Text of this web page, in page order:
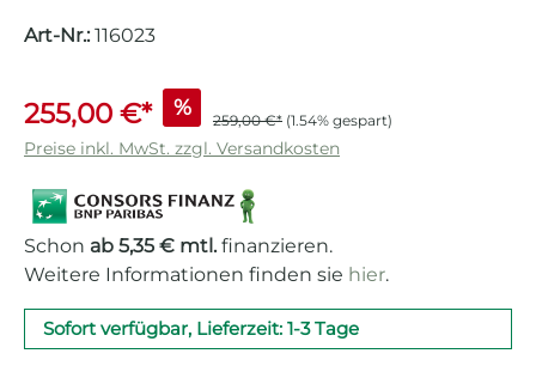
Art-Nr.: 116023
255,00 €* % 259,00 €* (1.54% gespart)
Preise inkl. MwSt. zzgl. Versandkosten
Schon ab 5,35 € mtl. finanzieren.
Weitere Informationen finden sie hier.
Sofort verfügbar, Lieferzeit: 1-3 Tage